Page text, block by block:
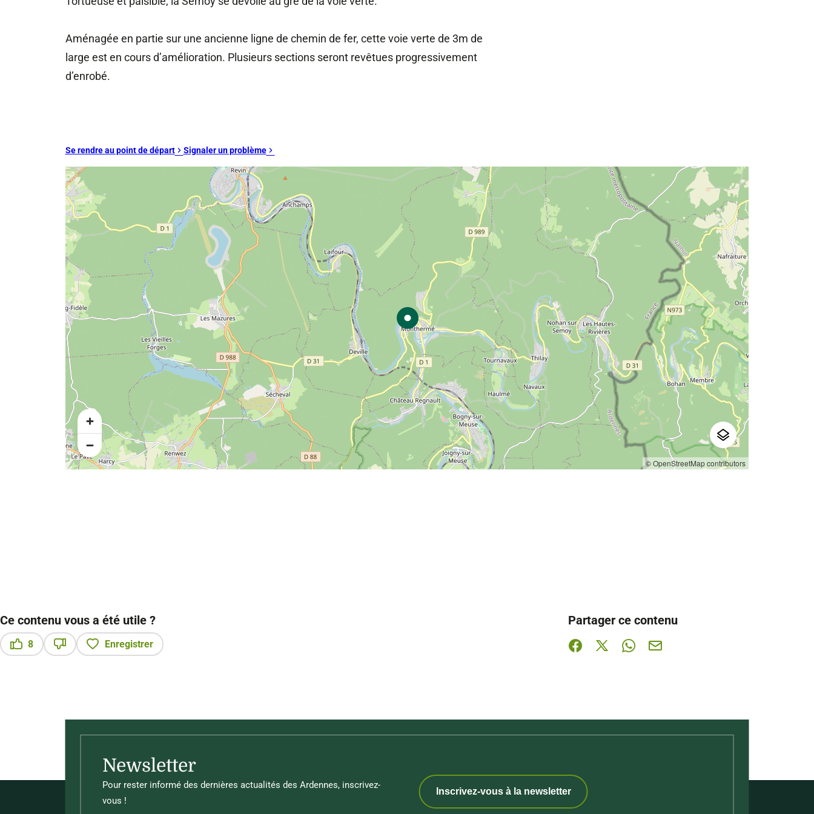
Aménagée en partie sur une ancienne ligne de chemin de fer, cette voie verte de 3m de
large est en cours d’amélioration. Plusieurs sections seront revêtues progressivement
d’enrobé.
Se rendre au point de départ Signaler un problème
© OpenStreetMap contributors
Ce contenu vous a été utile ?
8 Enregistrer
Partager ce contenu
Partager sur Facebook (nouvelle fenêtre)
Partager sur X / Twitter (nouvelle fenêtre)
Partager sur WhatsApp
Partager par mail
Newsletter
Pour rester informé des dernières actualités des Ardennes, inscrivez-
vous !
Inscrivez-vous à la newsletter